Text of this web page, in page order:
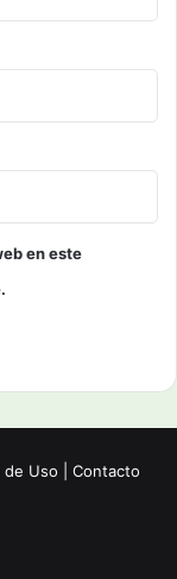
en este
de Uso Contacto